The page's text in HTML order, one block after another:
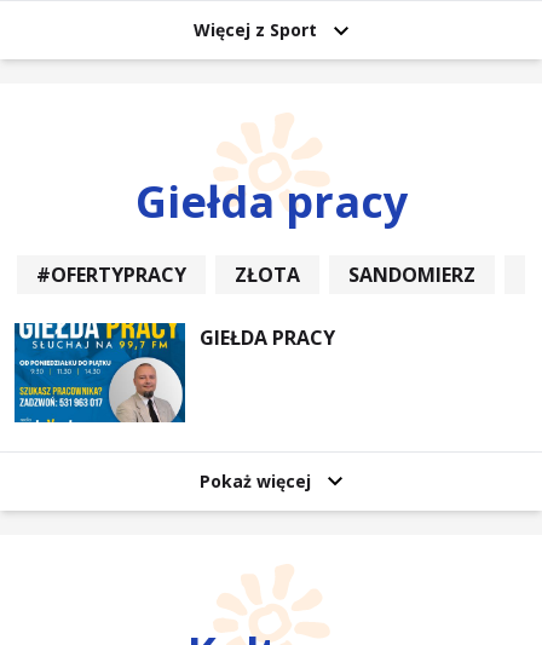
Więcej z Sport
Giełda pracy
#OFERTYPRACY ZŁOTA SANDOMIERZ
GIEŁDA PRACY
Pokaż więcej